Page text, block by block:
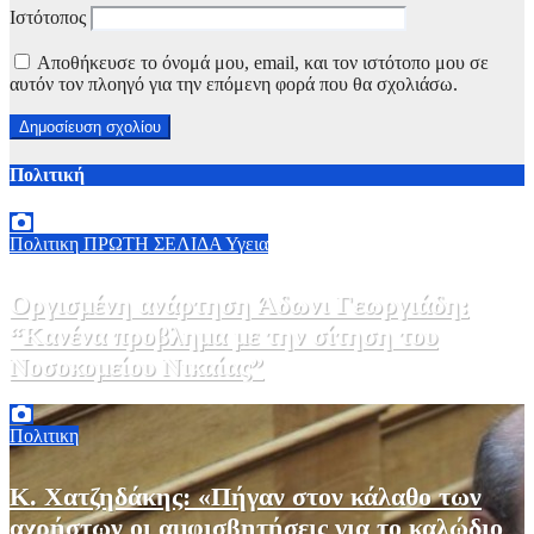
Ιστότοπος
Αποθήκευσε το όνομά μου, email, και τον ιστότοπο μου σε
αυτόν τον πλοηγό για την επόμενη φορά που θα σχολιάσω.
Πολιτική
Πολιτικη ΠΡΩΤΗ ΣΕΛΙΔΑ Υγεια
Οργισμένη ανάρτηση Άδωνι Γεωργιάδη:
“Κανένα προβλημα με την σίτηση του
Νοσοκομείου Νικαίας”
Πολιτικη
Κ. Χατζηδάκης: «Πήγαν στον κάλαθο των
αχρήστων οι αμφισβητήσεις για το καλώδιο